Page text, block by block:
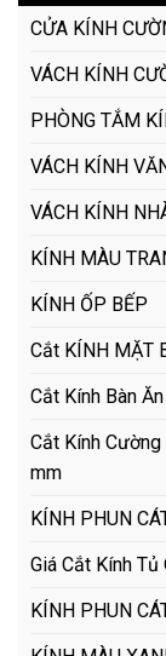
CỬA KÍNH
VÁCH KÍNH
PHÒNG TẮM
VÁCH KÍNH
VÁCH KÍNH
KÍNH MÀU
KÍNH ỐP BẾP
Cắt KÍNH MẶT
Cắt Kính Bàn
Cắt Kính
mm
KÍNH PHUN
Giá Cắt Kính
KÍNH PHUN